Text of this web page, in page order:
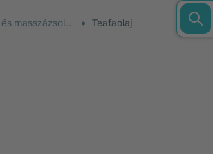
Ápoló és masszázsolajok Teafaolaj